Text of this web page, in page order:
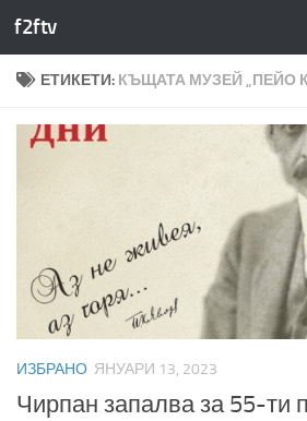
Към съдържанието
f2ftv
ЕТИКЕТИ: КЪЩАТА МУЗЕЙ „ПЕЙО
ИЗБРАНО ЯНУАРИ 13, 2023
Чирпан запалва за 55-ти